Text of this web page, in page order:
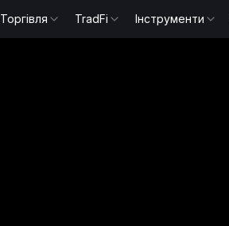
Торгівля TradFi Інструменти